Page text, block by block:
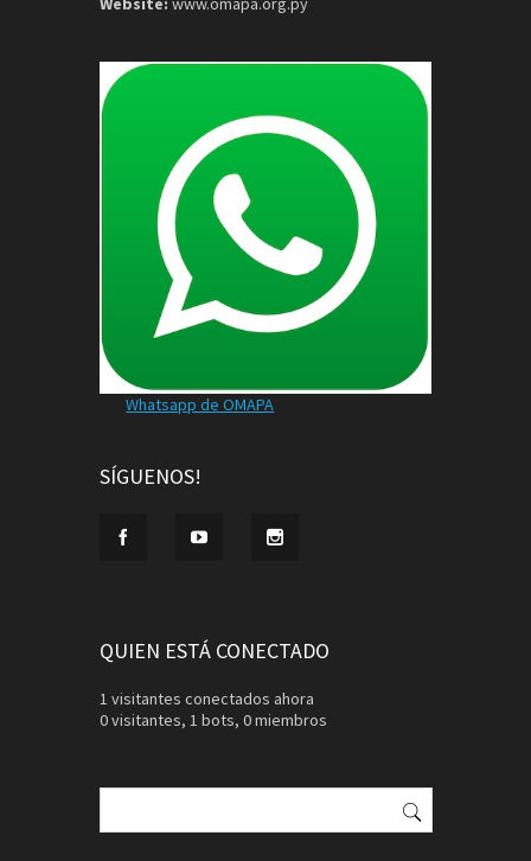
Whatsapp de OMAPA
SÍGUENOS!
QUIEN ESTÁ CONECTADO
1 visitantes conectados ahora
0 visitantes, 1 bots, 0 miembros
Buscar: